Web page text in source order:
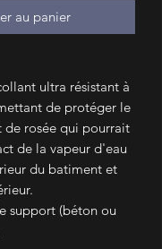
au panier
ultra résistant à
de protéger le
rosée qui pourrait
de la vapeur d'eau
du batiment et
support (béton ou